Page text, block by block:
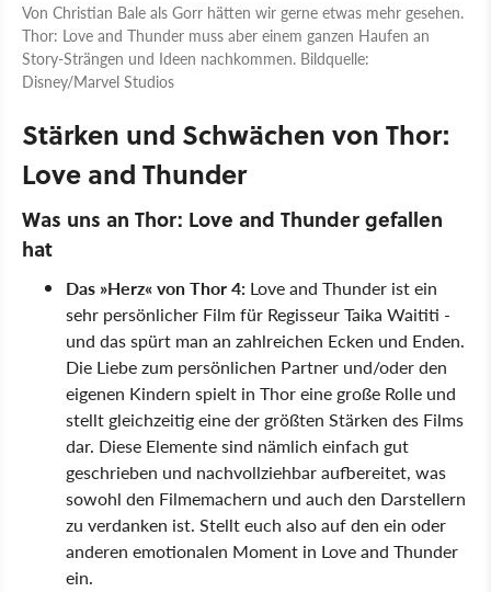
Von Christian Bale als Gorr hätten wir gerne etwas mehr gesehen.
Thor: Love and Thunder muss aber einem ganzen Haufen an
Story-Strängen und Ideen nachkommen. Bildquelle:
Disney/Marvel Studios
Stärken und Schwächen von Thor:
Love and Thunder
Was uns an Thor: Love and Thunder gefallen
hat
Das Herz von Thor 4: Love and Thunder ist ein
sehr persönlicher Film für Regisseur Taika Waititi -
und das spürt man an zahlreichen Ecken und Enden.
Die Liebe zum persönlichen Partner und/oder den
eigenen Kindern spielt in Thor eine große Rolle und
stellt gleichzeitig eine der größten Stärken des Films
dar. Diese Elemente sind nämlich einfach gut
geschrieben und nachvollziehbar aufbereitet, was
sowohl den Filmemachern und auch den Darstellern
zu verdanken ist. Stellt euch also auf den ein oder
anderen emotionalen Moment in Love and Thunder
ein.